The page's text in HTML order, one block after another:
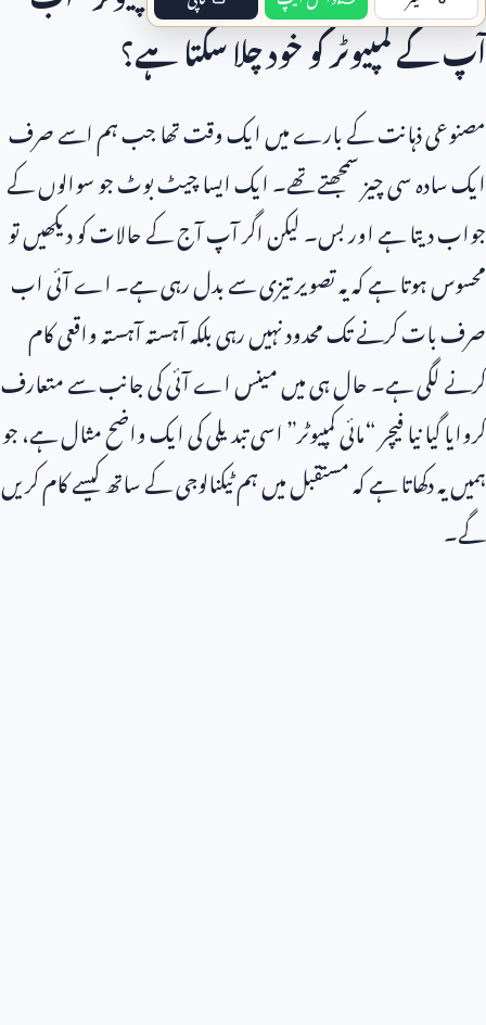
آپ کے کمپیوٹر کو خود چلا سکتا ہے؟
مصنوعی ذہانت کے بارے میں ایک وقت تھا جب ہم اسے صرف
ایک سادہ سی چیز سمجھتے تھے۔ ایک ایسا چیٹ بوٹ جو سوالوں کے
جواب دیتا ہے اور بس۔ لیکن اگر آپ آج کے حالات کو دیکھیں تو
محسوس ہوتا ہے کہ یہ تصویر تیزی سے بدل رہی ہے۔ اے آئی اب
صرف بات کرنے تک محدود نہیں رہی بلکہ آہستہ آہستہ واقعی کام
کرنے لگی ہے۔ حال ہی میں مینس اے آئی کی جانب سے متعارف
کروایا گیا نیا فیچر “مائی کمپیوٹر” اسی تبدیلی کی ایک واضح مثال ہے، جو
ہمیں یہ دکھاتا ہے کہ مستقبل میں ہم ٹیکنالوجی کے ساتھ کیسے کام کریں
گے۔